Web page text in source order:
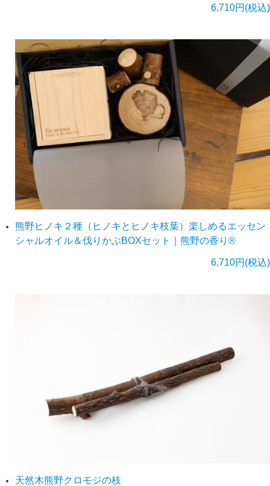
6,710円(税込)
熊野ヒノキ２種（ヒノキとヒノキ枝葉）楽しめるエッセン
シャルオイル＆伐りかぶBOXセット｜熊野の香り®
6,710円(税込)
天然木熊野クロモジの枝